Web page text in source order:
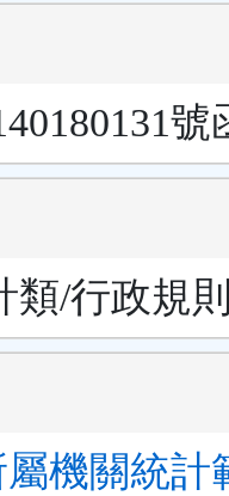
號
類/行政規
機關統計